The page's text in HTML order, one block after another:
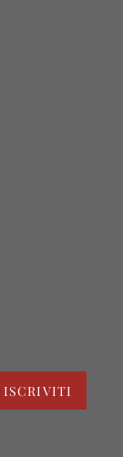
ISCRIVITI